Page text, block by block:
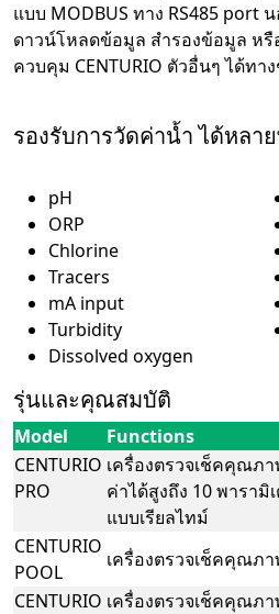
แบบ MODBUS ทาง RS485 port
ดาวน์โหลดข้อมูล สำรองข้อมูล หรื
ควบคุม CENTURIO ตัวอื่นๆ ได้ทา
รองรับการวัดค่าน้ำ ได้หลา
pH
ORP
Chlorine
Tracers
mA input
Turbidity
Dissolved oxygen
รุ่นและคุณสมบัติ
Model
Functions
CENTURIO
PRO
เครื่องตรวจเช็คคุณภ
ค่าได้สูงถึง 10 พารามิ
แบบเรียลไทม์
CENTURIO
POOL
เครื่องตรวจเช็คคุณภ
CENTURIO เครื่องตรวจเช็คคุณภ